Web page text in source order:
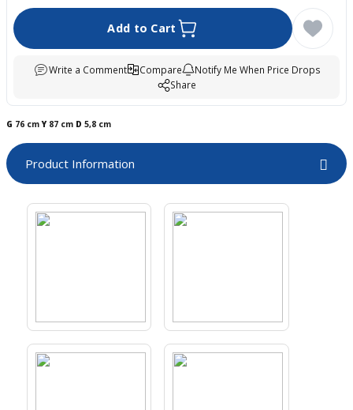
Add to Cart
Write a Comment Compare
Notify Me When Price Drops
Share
G 76 cmY 87 cm D 5,8 cm
Product Information